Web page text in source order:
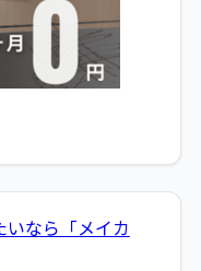
なら「メイカ